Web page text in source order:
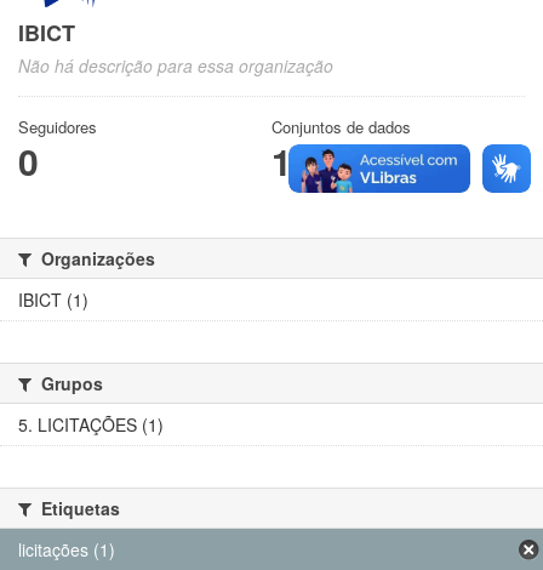
IBICT
Não há descrição para essa organização
Seguidores
0
Conjuntos de dados
1
Organizações
IBICT (1)
Grupos
5. LICITAÇÕES (1)
Etiquetas
licitações (1)